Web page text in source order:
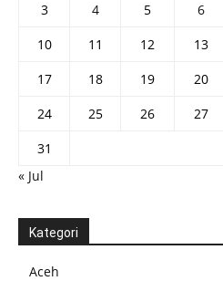
3
4 5 6
10
11 12 13
17
18 19 20
24
25 26 27
31
« Jul
Kategori
Aceh